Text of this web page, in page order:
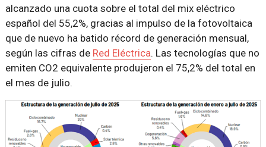
alcanzado una cuota sobre el total del mix eléctrico
español del 55,2%, gracias al impulso de la fotovoltaica
que de nuevo ha batido récord de generación mensual,
según las cifras de Red Eléctrica. Las tecnologías que no
emiten CO2 equivalente produjeron el 75,2% del total en
el mes de julio.